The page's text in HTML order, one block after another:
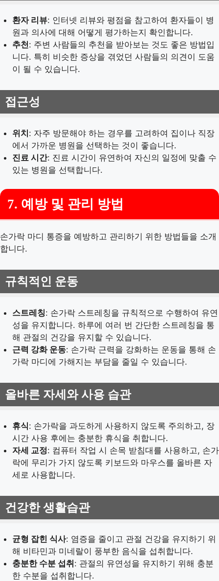
환자 리뷰: 인터넷 리뷰와 평점을 참고하여 환자들이 병
원과 의사에 대해 어떻게 평가하는지 확인합니다.
추천: 주변 사람들의 추천을 받아보는 것도 좋은 방법입
니다. 특히 비슷한 증상을 겪었던 사람들의 의견이 도움
이 될 수 있습니다.
접근성
위치 : 자주 방문해야 하는 경우를 고려하여 집이나 직장
에서 가까운 병원을 선택하는 것이 좋습니다.
진료 시간: 진료 시간이 유연하여 자신의 일정에 맞출 수
있는 병원을 선택합니다.
7. 예방 및 관리 방법
손가락 마디 통증을 예방하고 관리하기 위한 방법들을 소개
합니다.
규칙적인 운동
스트레칭: 손가락 스트레칭을 규칙적으로 수행하여 유연
성을 유지합니다. 하루에 여러 번 간단한 스트레칭을 통
해 관절의 건강을 유지할 수 있습니다.
근력 강화 운동: 손가락 근력을 강화하는 운동을 통해 손
가락 마디에 가해지는 부담을 줄일 수 있습니다.
올바른 자세와 사용 습관
휴식: 손가락을 과도하게 사용하지 않도록 주의하고, 장
시간 사용 후에는 충분한 휴식을 취합니다.
자세 교정: 컴퓨터 작업 시 손목 받침대를 사용하고, 손가
락에 무리가 가지 않도록 키보드와 마우스를 올바른 자
세로 사용합니다.
건강한 생활습관
균형 잡힌 식사: 염증을 줄이고 관절 건강을 유지하기 위
해 비타민과 미네랄이 풍부한 음식을 섭취합니다.
충분한 수분 섭취: 관절의 유연성을 유지하기 위해 충분
한 수분을 섭취합니다.